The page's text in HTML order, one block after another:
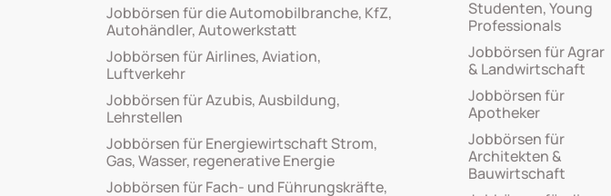
Jobbörsen für die Automobilbranche, KfZ,
Autohändler, Autowerkstatt
Jobbörsen für Airlines, Aviation,
Luftverkehr
Jobbörsen für Azubis, Ausbildung,
Lehrstellen
Jobbörsen für Energiewirtschaft Strom,
Gas, Wasser, regenerative Energie
Jobbörsen für Fach- und Führungskräfte,
Studenten, Young
Professionals
Jobbörsen für Agrar
& Landwirtschaft
Jobbörsen für
Apotheker
Jobbörsen für
Architekten &
Bauwirtschaft